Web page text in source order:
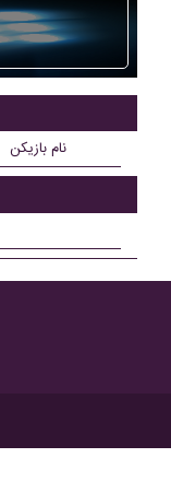
نام بازیکن